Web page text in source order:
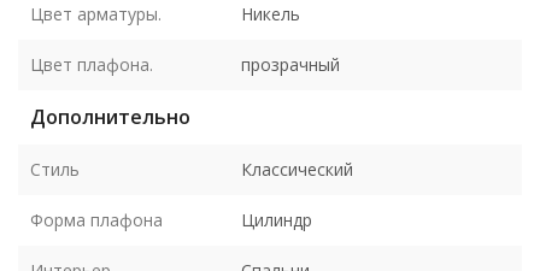
Цвет арматуры. Никель
Цвет плафона. прозрачный
Дополнительно
Стиль Классический
Форма плафона Цилиндр